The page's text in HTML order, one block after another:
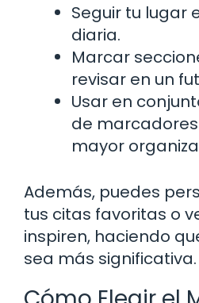
Seguir tu lugar
diaria.
Marcar
revisar en un
Usar en
de
mayor
Además, puedes
tus citas favoritas o
inspiren, haciendo
sea más significativa.